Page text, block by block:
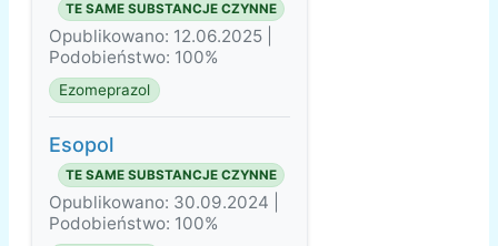
TE SAME SUBSTANCJE CZYNNE
Opublikowano: 12.06.2025 |
Podobieństwo: 100%
Ezomeprazol
Esopol
TE SAME SUBSTANCJE CZYNNE
Opublikowano: 30.09.2024 |
Podobieństwo: 100%